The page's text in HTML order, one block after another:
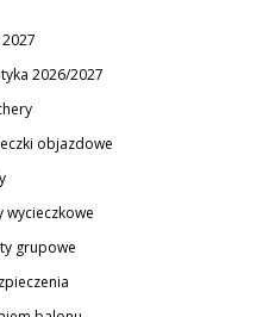
2026/2027
objazdowe
wycieczkowe
grupowe